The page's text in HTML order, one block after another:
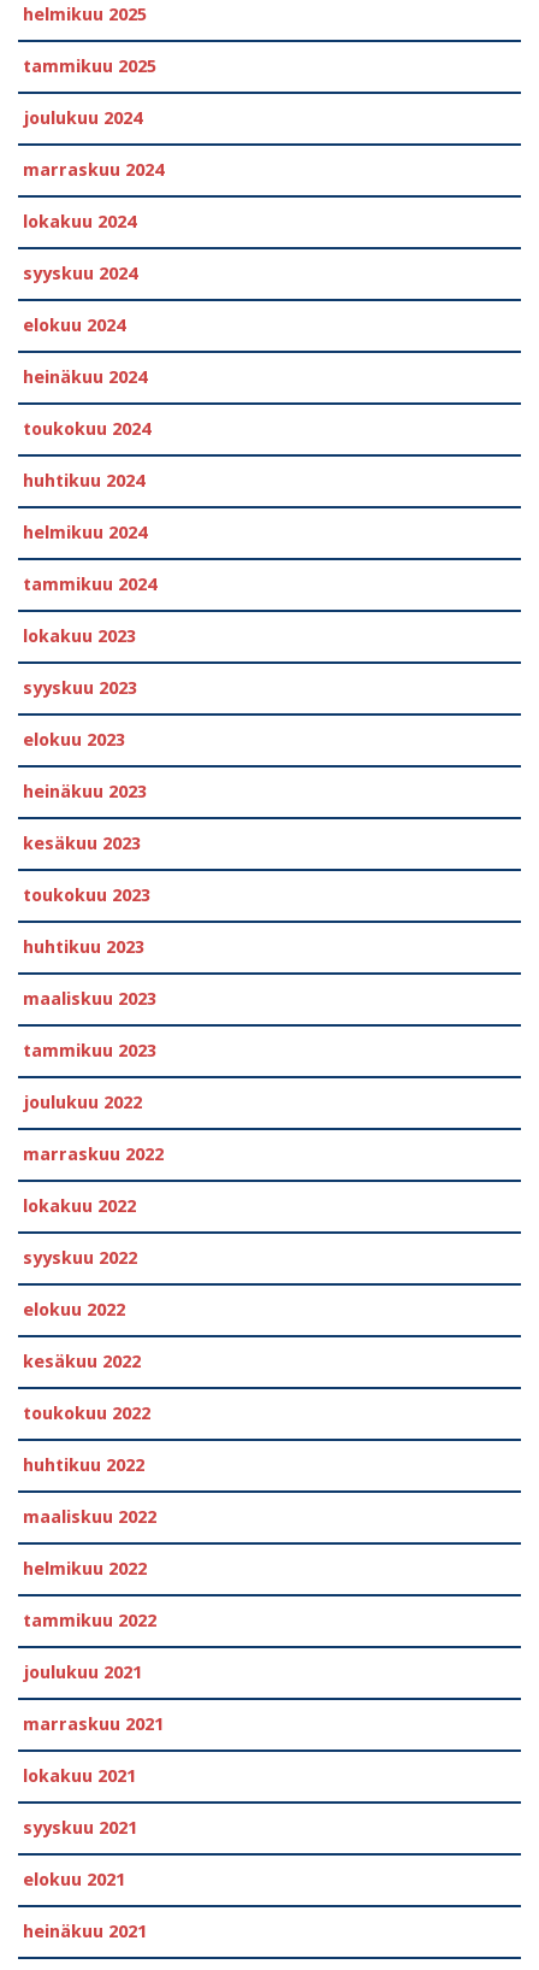
helmikuu 2025
tammikuu 2025
joulukuu 2024
marraskuu 2024
lokakuu 2024
syyskuu 2024
elokuu 2024
heinäkuu 2024
toukokuu 2024
huhtikuu 2024
helmikuu 2024
tammikuu 2024
lokakuu 2023
syyskuu 2023
elokuu 2023
heinäkuu 2023
kesäkuu 2023
toukokuu 2023
huhtikuu 2023
maaliskuu 2023
tammikuu 2023
joulukuu 2022
marraskuu 2022
lokakuu 2022
syyskuu 2022
elokuu 2022
kesäkuu 2022
toukokuu 2022
huhtikuu 2022
maaliskuu 2022
helmikuu 2022
tammikuu 2022
joulukuu 2021
marraskuu 2021
lokakuu 2021
syyskuu 2021
elokuu 2021
heinäkuu 2021